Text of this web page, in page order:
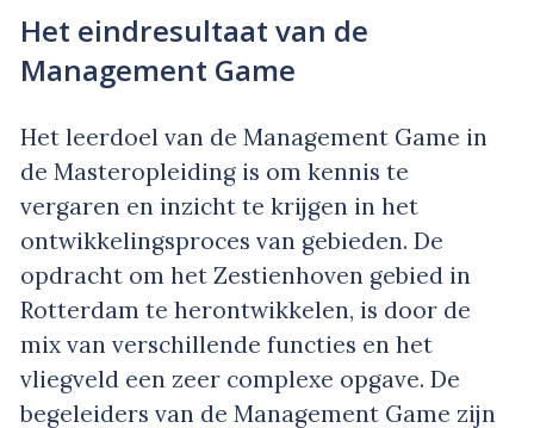
Het eindresultaat van de
Management Game
Het leerdoel van de Management Game in
de Masteropleiding is om kennis te
vergaren en inzicht te krijgen in het
ontwikkelingsproces van gebieden. De
opdracht om het Zestienhoven gebied in
Rotterdam te herontwikkelen, is door de
mix van verschillende functies en het
vliegveld een zeer complexe opgave. De
begeleiders van de Management Game zijn